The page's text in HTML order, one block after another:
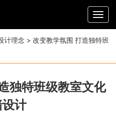
导
航
计理念 > 改变教学氛围 打造独特班
独特班级教室文化
计